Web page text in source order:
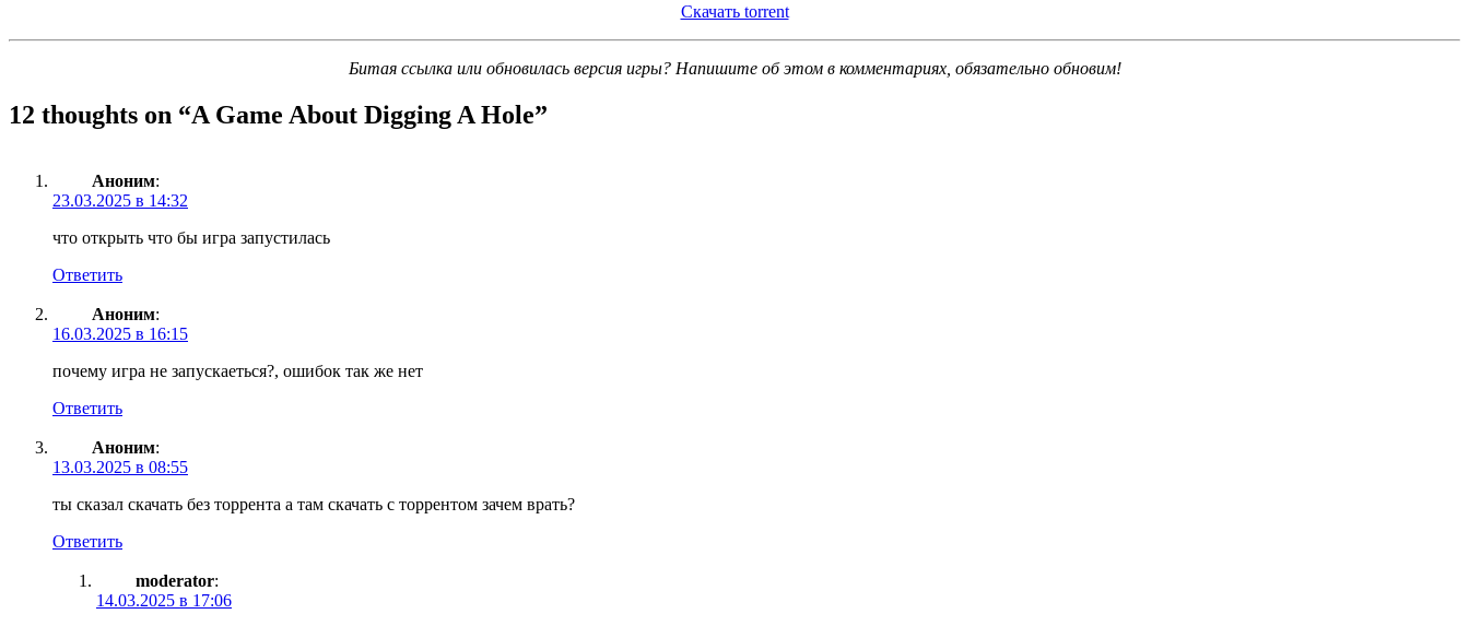
Скачать torrent
Битая ссылка или обновилась версия игры? Напишите об этом в комментариях, обязательно обновим!
12 thoughts on “A Game About Digging A Hole”
Аноним:
23.03.2025 в 14:32
что открыть что бы игра запустилась
Ответить
Аноним:
16.03.2025 в 16:15
почему игра не запускаеться?, ошибок так же нет
Ответить
Аноним:
13.03.2025 в 08:55
ты сказал скачать без торрента а там скачать с торрентом зачем врать?
Ответить
moderator:
14.03.2025 в 17:06